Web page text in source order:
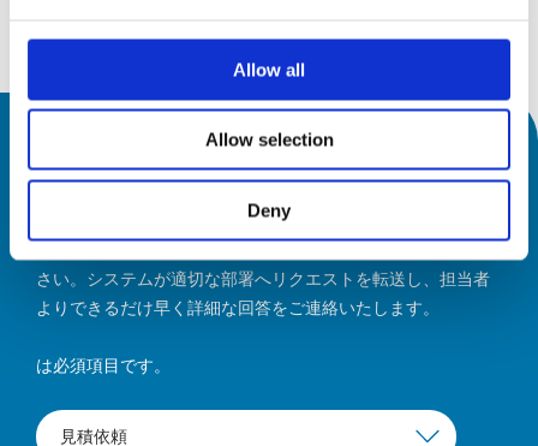
Allow all
Allow selection
Deny
さい。システムが適切な部署へリクエストを転送し、担当者
よりできるだけ早く詳細な回答をご連絡いたします。
は必須項目です。